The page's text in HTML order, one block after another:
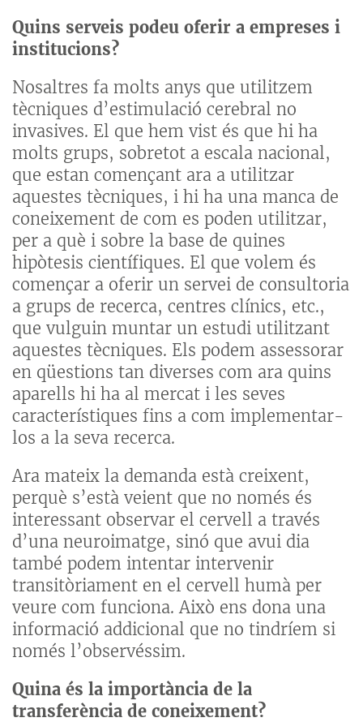
Quins serveis podeu oferir a empreses i
institucions?
Nosaltres fa molts anys que utilitzem
tècniques d’estimulació cerebral no
invasives. El que hem vist és que hi ha
molts grups, sobretot a escala nacional,
que estan començant ara a utilitzar
aquestes tècniques, i hi ha una manca de
coneixement de com es poden utilitzar,
per a què i sobre la base de quines
hipòtesis científiques. El que volem és
començar a oferir un servei de consultoria
a grups de recerca, centres clínics, etc.,
que vulguin muntar un estudi utilitzant
aquestes tècniques. Els podem assessorar
en qüestions tan diverses com ara quins
aparells hi ha al mercat i les seves
característiques fins a com implementar-
los a la seva recerca.
Ara mateix la demanda està creixent,
perquè s’està veient que no només és
interessant observar el cervell a través
d’una neuroimatge, sinó que avui dia
també podem intentar intervenir
transitòriament en el cervell humà per
veure com funciona. Això ens dona una
informació addicional que no tindríem si
només l’observéssim.
Quina és la importància de la
transferència de coneixement?